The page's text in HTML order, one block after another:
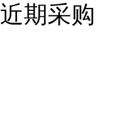
近期采购